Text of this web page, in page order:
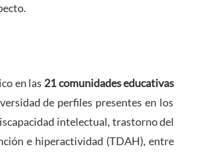
en las 21 comunidades educativas
de perfiles presentes en los
intelectual, trastorno del
e hiperactividad (TDAH), entre